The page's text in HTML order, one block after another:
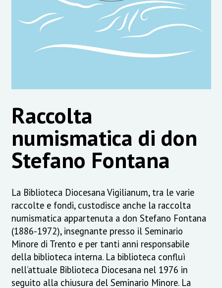
Raccolta
numismatica di don
Stefano Fontana
La Biblioteca Diocesana Vigilianum, tra le varie
raccolte e fondi, custodisce anche la raccolta
numismatica appartenuta a don Stefano Fontana
(1886-1972), insegnante presso il Seminario
Minore di Trento e per tanti anni responsabile
della biblioteca interna. La biblioteca confluì
nell’attuale Biblioteca Diocesana nel 1976 in
seguito alla chiusura del Seminario Minore. La